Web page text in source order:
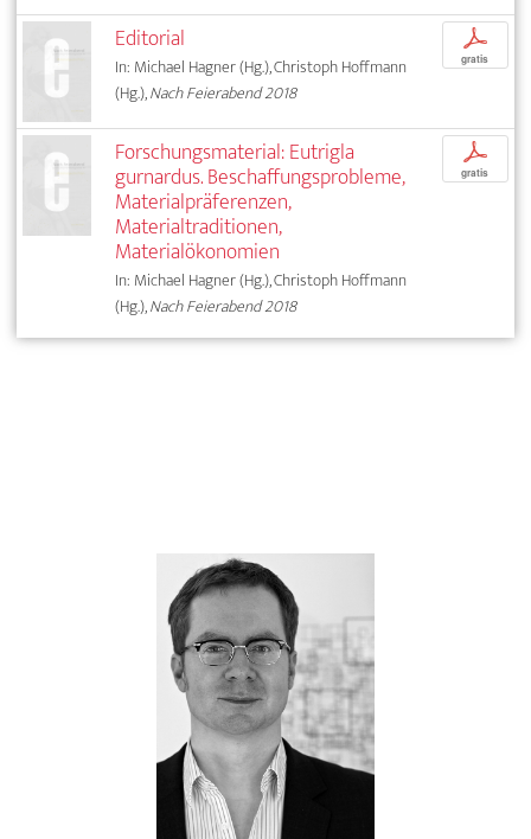
Editorial
In: Michael Hagner (Hg.), Christoph Hoffmann
(Hg.),Nach Feierabend 2018
p
gratis
Forschungsmaterial: Eutrigla
gurnardus. Beschaffungsprobleme,
Materialpräferenzen,
Materialtraditionen,
Materialökonomien
In: Michael Hagner (Hg.), Christoph Hoffmann
(Hg.),Nach Feierabend 2018
p
gratis